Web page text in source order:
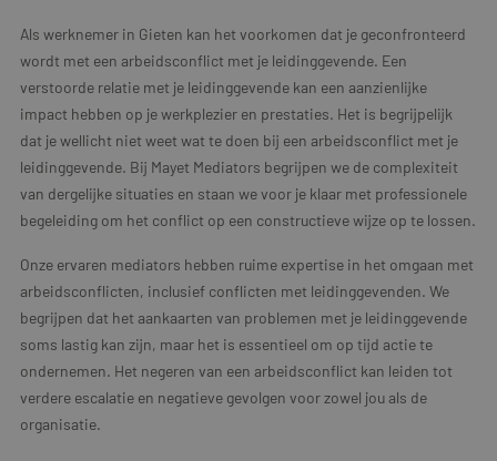
Als werknemer in Gieten kan het voorkomen dat je geconfronteerd
wordt met een arbeidsconflict met je leidinggevende. Een
verstoorde relatie met je leidinggevende kan een aanzienlijke
impact hebben op je werkplezier en prestaties. Het is begrijpelijk
dat je wellicht niet weet wat te doen bij een arbeidsconflict met je
leidinggevende. Bij Mayet Mediators begrijpen we de complexiteit
van dergelijke situaties en staan we voor je klaar met professionele
begeleiding om het conflict op een constructieve wijze op te lossen.
Onze ervaren mediators hebben ruime expertise in het omgaan met
arbeidsconflicten, inclusief conflicten met leidinggevenden. We
begrijpen dat het aankaarten van problemen met je leidinggevende
soms lastig kan zijn, maar het is essentieel om op tijd actie te
ondernemen. Het negeren van een arbeidsconflict kan leiden tot
verdere escalatie en negatieve gevolgen voor zowel jou als de
organisatie.